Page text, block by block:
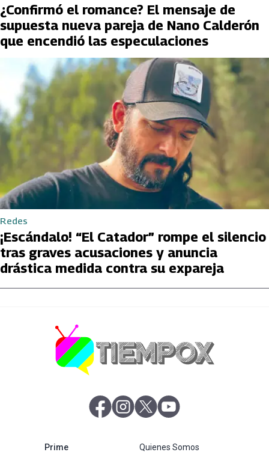
¿Confirmó el romance? El mensaje de
supuesta nueva pareja de Nano Calderón
que encendió las especulaciones
Redes
¡Escándalo! “El Catador” rompe el silencio
tras graves acusaciones y anuncia
drástica medida contra su expareja
abre en nueva pestaña
abre en nueva pestaña
abre en nueva pestaña
Primeabre en nueva pestañaQuienes Somos